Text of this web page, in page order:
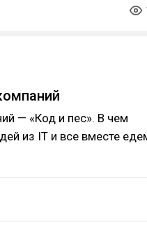
— «Код и пес». В чем
из IT и все вместе